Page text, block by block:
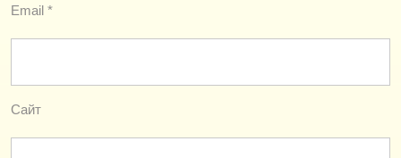
Email *
Сайт